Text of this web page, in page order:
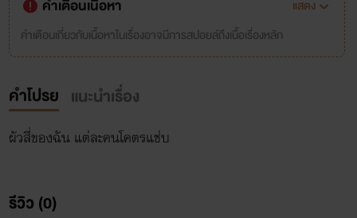
p5
sexfriend
เซ็กส์จัด
รักผู้ใหญ่
เรื่องเสียว ลงแขก
หลายยก
ฟิน
เสียว
คำเตือนเนื้อหา
แสดง
คำเตือนเกี่ยวกับเนื้อหาในเรื่องอาจมีการสปอยล์ถึงเนื้อเรื่องหลัก
คำโปรย แนะนำเรื่อง
ผัวสี่ของฉัน แต่ละคนโคตรแช่บ
รีวิว (0)